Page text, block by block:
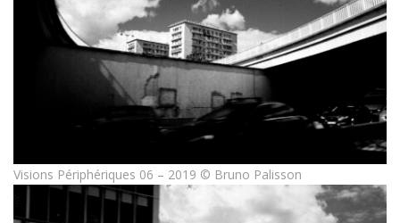
Visions Périphériques 06 – 2019 © Bruno Palisson